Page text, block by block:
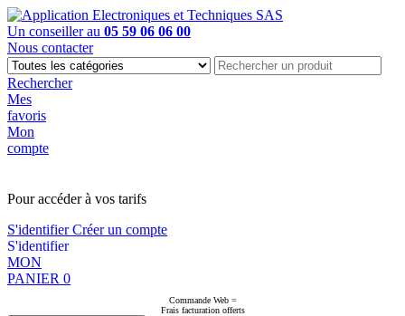
Un conseiller au 05 59 06 06 00
Nous contacter
Rechercher
Mes
favoris
Mon
compte
Pour accéder à vos tarifs
S'identifierCréer un compte
S'identifier
MON
PANIER 0
Commande Web =
Frais facturation offerts